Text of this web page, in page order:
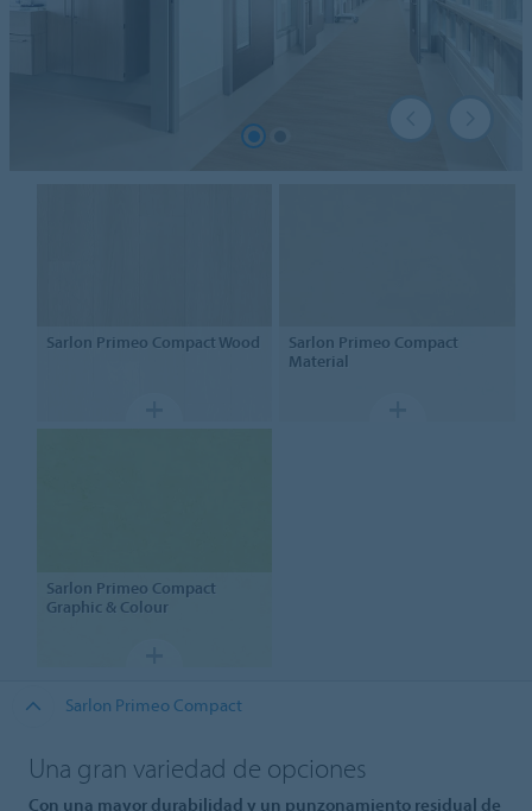
Sarlon Primeo Compact Wood Sarlon Primeo Compact
Material
Sarlon Primeo Compact
Graphic & Colour
Sarlon Primeo Compact
Una gran variedad de opciones
Con una mayor durabilidad y un punzonamiento residual de